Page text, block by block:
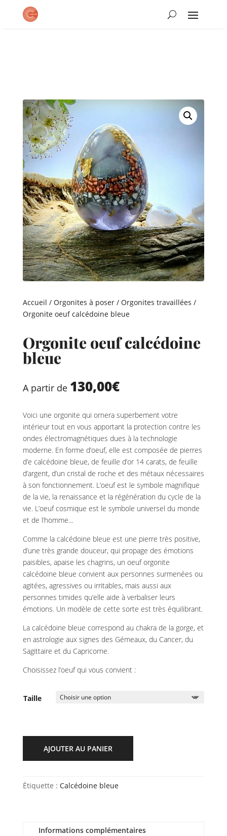
Accueil / Orgonites à poser/ Orgonites travaillées /
Orgonite oeuf calcédoine bleue
Orgonite oeuf calcédoine
bleue
A partir de 130,00€
Voici une orgonite qui ornera superbement votre
intérieur tout en vous apportant la protection contre les
ondes électromagnétiques dues à la technologie
moderne. En forme d’oeuf, elle est composée de pierres
d’e calcédoine bleue, de feuille d’or 14 carats, de feuille
d’argent, d’un cristal de roche et des métaux nécessaires
à son fonctionnement. L’oeuf est le symbole magnifique
de la vie, la renaissance et la régénération du cycle de la
vie. L’oeuf cosmique est le symbole universel du monde
et de l’homme…
Comme la calcédoine bleue est une pierre très positive,
d’une très grande douceur, qui propage des émotions
paisibles, apaise les chagrins, un oeuf orgonite
calcédoine bleue convient aux personnes surmenées ou
agitées, agressives ou irritables, mais aussi aux
personnes timides qu’elle aide à verbaliser leurs
émotions. Un modèle de cette sorte est très équilibrant.
La calcédoine bleue correspond au chakra de la gorge, et
en astrologie aux signes des Gémeaux, du Cancer, du
Sagittaire et du Capricorne.
Choisissez l’oeuf qui vous convient :
Taille
AJOUTER AU PANIER
Étiquette : Calcédoine bleue
Informations complémentaires